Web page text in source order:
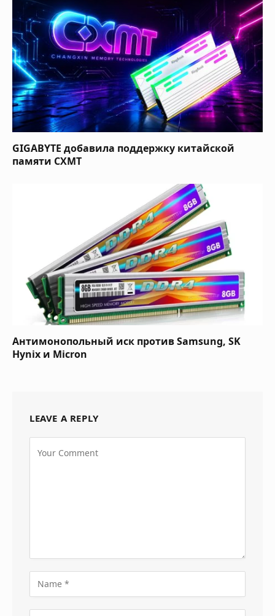
GIGABYTE добавила поддержку китайской
памяти CXMT
Антимонопольный иск против Samsung, SK
Hynix и Micron
LEAVE A REPLY